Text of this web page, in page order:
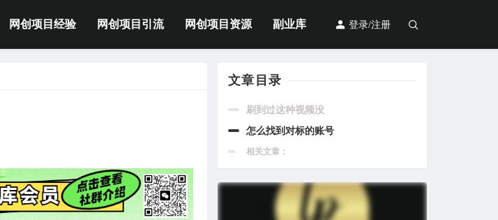
网创项目经验 网创项目引流 网创项目资源 副业库 登录/注册
文章目录
刷到过这种视频没
怎么找到对标的账号
相关文章：